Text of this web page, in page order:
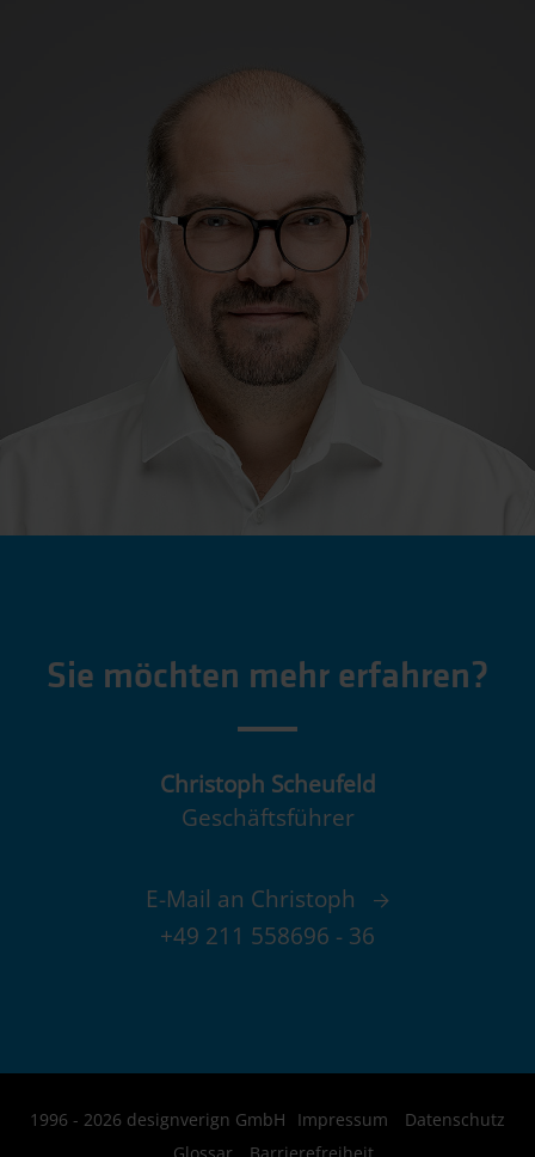
Sie möchten mehr erfahren?
Christoph Scheufeld
Geschäftsführer
E-Mail an Christoph
+49 211 558696 - 36
1996 - 2026 designverign GmbH Impressum
Datenschutz